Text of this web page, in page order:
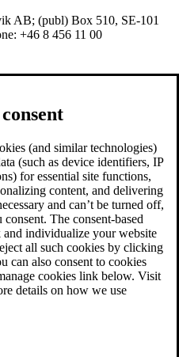
AB; (publ) Box 510, SE-101
+46 8 456 11 00
(and similar technologies)
(such as device identifiers, IP
for essential site functions,
content, and delivering
and can’t be turned off,
The consent-based
individualize your website
all such cookies by clicking
can also consent to cookies
cookies link below. Visit
details on how we use